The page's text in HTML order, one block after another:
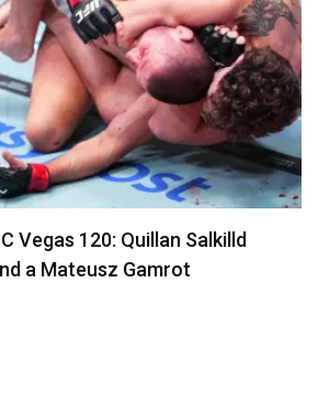
y remodelado UFC Meta